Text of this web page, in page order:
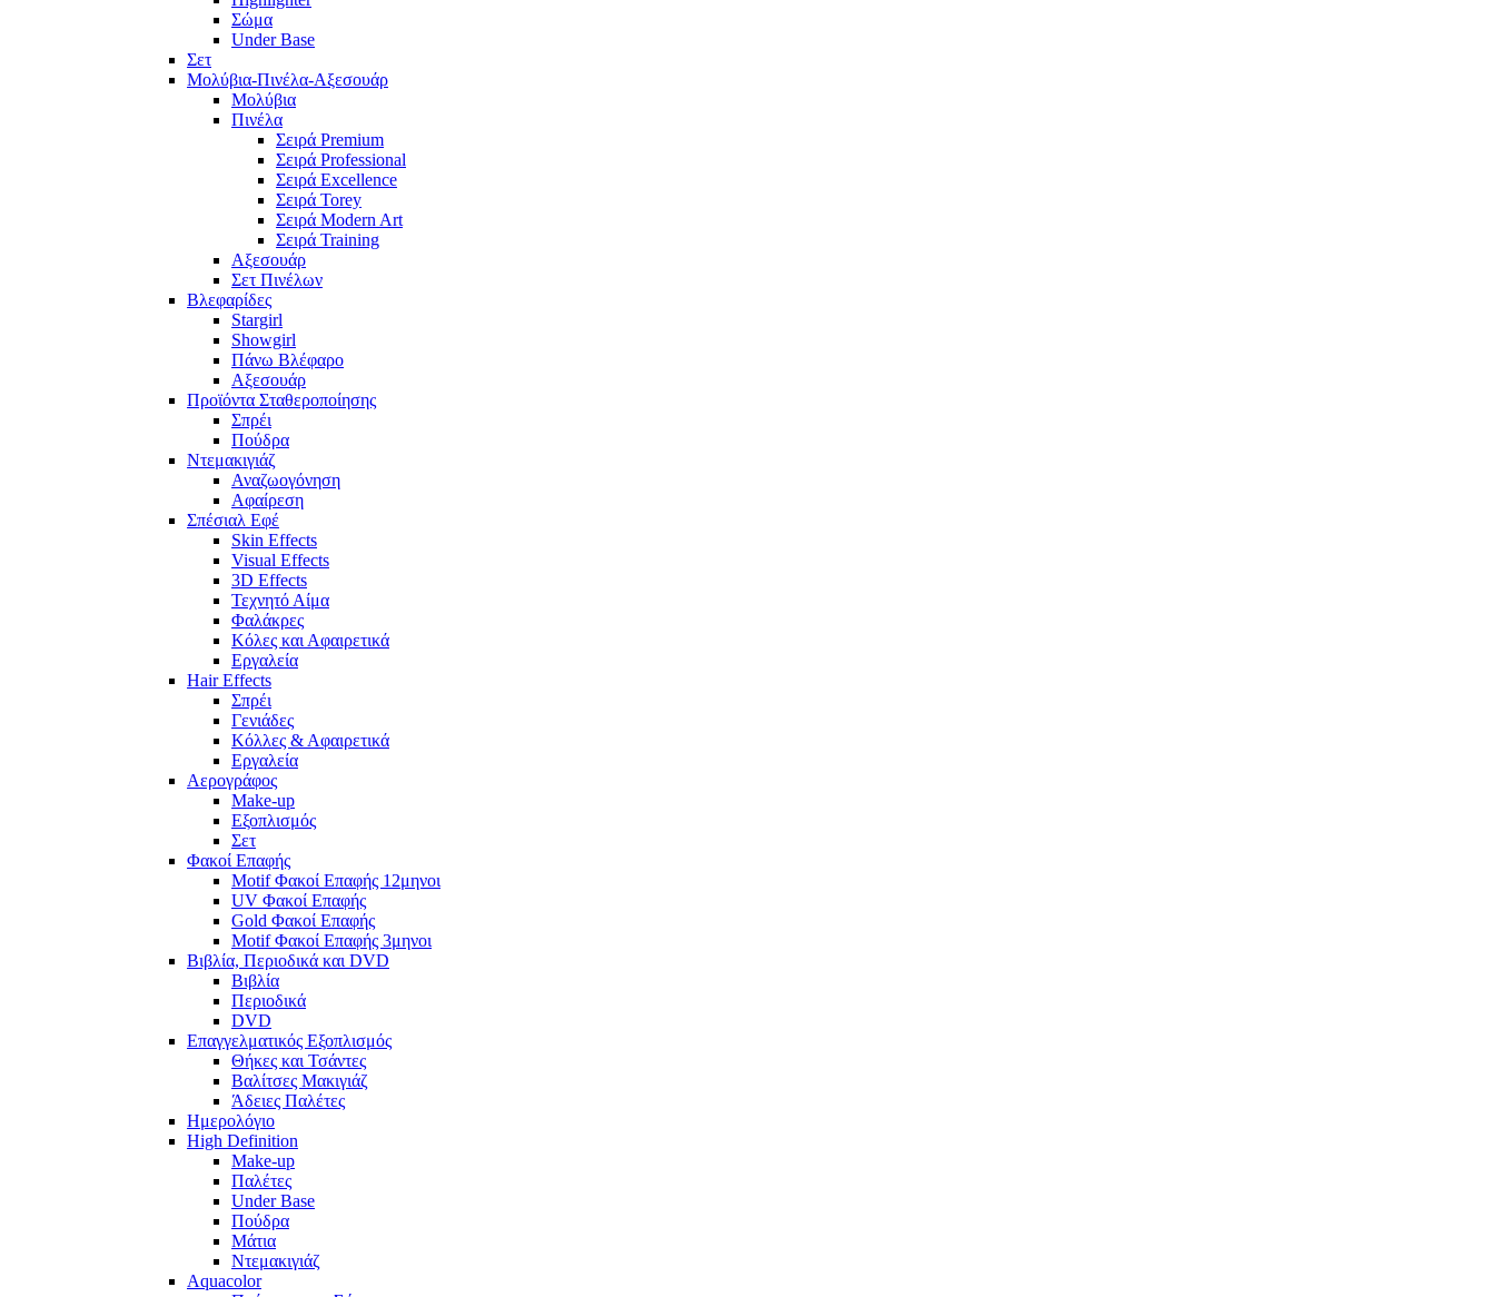
Σώμα
Under Base
Σετ
Μολύβια-Πινέλα-Αξεσουάρ
Μολύβια
Πινέλα
Σειρά Premium
Σειρά Professional
Σειρά Excellence
Σειρά Torey
Σειρά Modern Art
Σειρά Training
Αξεσουάρ
Σετ Πινέλων
Βλεφαρίδες
Stargirl
Showgirl
Πάνω Βλέφαρο
Αξεσουάρ
Προϊόντα Σταθεροποίησης
Σπρέι
Πούδρα
Ντεμακιγιάζ
Αναζωογόνηση
Αφαίρεση
Σπέσιαλ Εφέ
Skin Effects
Visual Effects
3D Effects
Τεχνητό Αίμα
Φαλάκρες
Κόλες και Αφαιρετικά
Εργαλεία
Hair Effects
Σπρέι
Γενιάδες
Κόλλες & Αφαιρετικά
Εργαλεία
Αερογράφος
Make-up
Εξοπλισμός
Σετ
Φακοί Επαφής
Motif Φακοί Επαφής 12μηνοι
UV Φακοί Επαφής
Gold Φακοί Επαφής
Motif Φακοί Επαφής 3μηνοι
Βιβλία, Περιοδικά και DVD
Βιβλία
Περιοδικά
DVD
Επαγγελματικός Εξοπλισμός
Θήκες και Τσάντες
Βαλίτσες Μακιγιάζ
Άδειες Παλέτες
Ημερολόγιο
High Definition
Make-up
Παλέτες
Under Base
Πούδρα
Μάτια
Ντεμακιγιάζ
Aquacolor